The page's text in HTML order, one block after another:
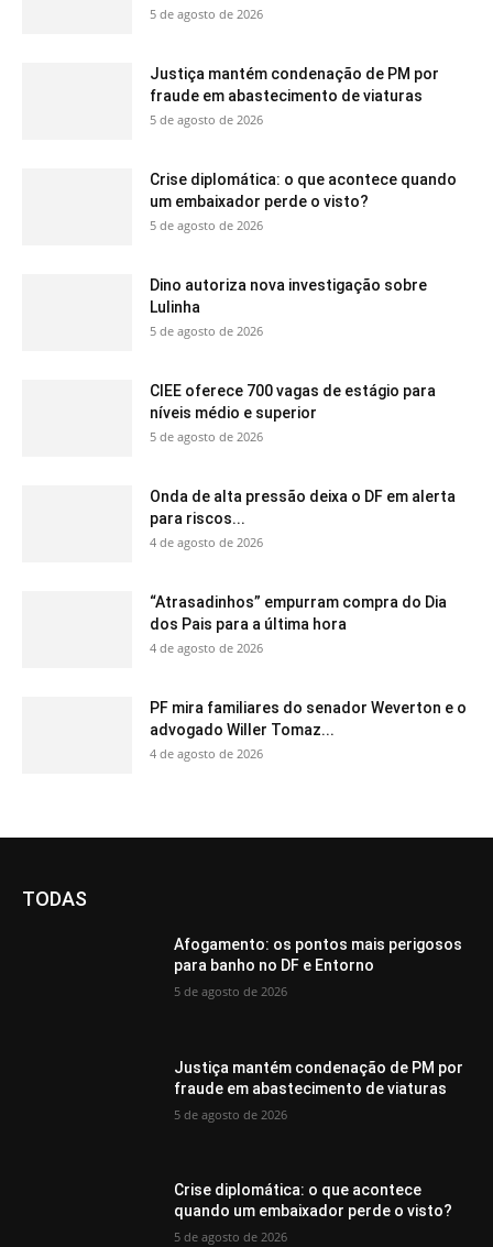
5 de agosto de 2026
Justiça mantém condenação de PM por
fraude em abastecimento de viaturas
5 de agosto de 2026
Crise diplomática: o que acontece quando
um embaixador perde o visto?
5 de agosto de 2026
Dino autoriza nova investigação sobre
Lulinha
5 de agosto de 2026
CIEE oferece 700 vagas de estágio para
níveis médio e superior
5 de agosto de 2026
Onda de alta pressão deixa o DF em alerta
para riscos...
4 de agosto de 2026
“Atrasadinhos” empurram compra do Dia
dos Pais para a última hora
4 de agosto de 2026
PF mira familiares do senador Weverton e o
advogado Willer Tomaz...
4 de agosto de 2026
TODAS
Afogamento: os pontos mais perigosos
para banho no DF e Entorno
5 de agosto de 2026
Justiça mantém condenação de PM por
fraude em abastecimento de viaturas
5 de agosto de 2026
Crise diplomática: o que acontece
quando um embaixador perde o visto?
5 de agosto de 2026